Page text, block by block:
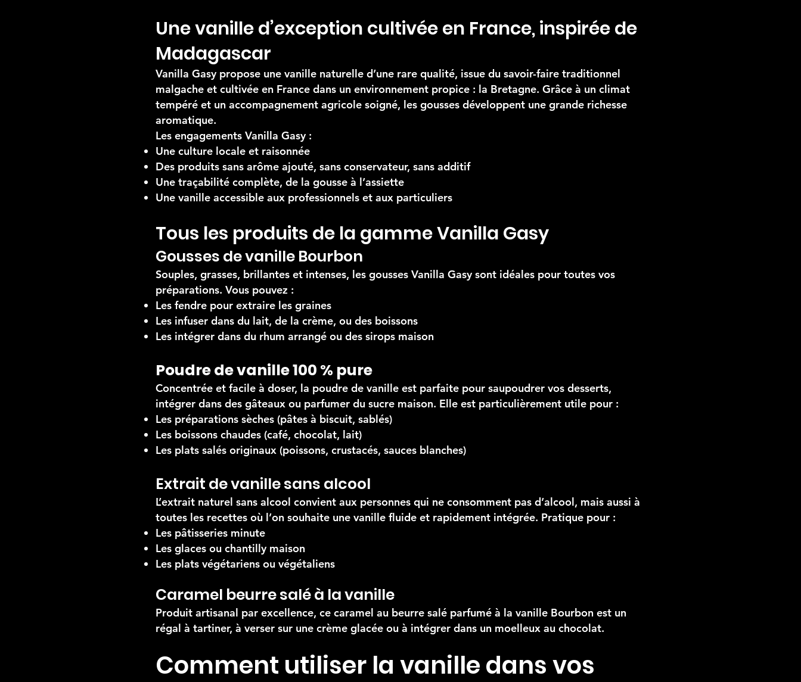
Une vanille d’exception cultivée en France, inspirée de
Madagascar
Vanilla Gasy propose une vanille naturelle d’une rare qualité, issue du savoir-faire traditionnel
malgache et cultivée en France dans un environnement propice : la Bretagne. Grâce à un climat
tempéré et un accompagnement agricole soigné, les gousses développent une grande richesse
aromatique.
Les engagements Vanilla Gasy :
Une culture locale et raisonnée
Des produits sans arôme ajouté, sans conservateur, sans additif
Une traçabilité complète, de la gousse à l’assiette
Une vanille accessible aux professionnels et aux particuliers
Tous les produits de la gamme Vanilla Gasy
Gousses de vanille Bourbon
Souples, grasses, brillantes et intenses, les gousses Vanilla Gasy sont idéales pour toutes vos
préparations. Vous pouvez :
Les fendre pour extraire les graines
Les infuser dans du lait, de la crème, ou des boissons
Les intégrer dans du rhum arrangé ou des sirops maison
Poudre de vanille 100 % pure
Concentrée et facile à doser, la poudre de vanille est parfaite pour saupoudrer vos desserts,
intégrer dans des gâteaux ou parfumer du sucre maison. Elle est particulièrement utile pour :
Les préparations sèches (pâtes à biscuit, sablés)
Les boissons chaudes (café, chocolat, lait)
Les plats salés originaux (poissons, crustacés, sauces blanches)
Extrait de vanille sans alcool
L’extrait naturel sans alcool convient aux personnes qui ne consomment pas d’alcool, mais aussi à
toutes les recettes où l’on souhaite une vanille fluide et rapidement intégrée. Pratique pour :
Les pâtisseries minute
Les glaces ou chantilly maison
Les plats végétariens ou végétaliens
Caramel beurre salé à la vanille
Produit artisanal par excellence, ce caramel au beurre salé parfumé à la vanille Bourbon est un
régal à tartiner, à verser sur une crème glacée ou à intégrer dans un moelleux au chocolat.
Comment utiliser la vanille dans vos